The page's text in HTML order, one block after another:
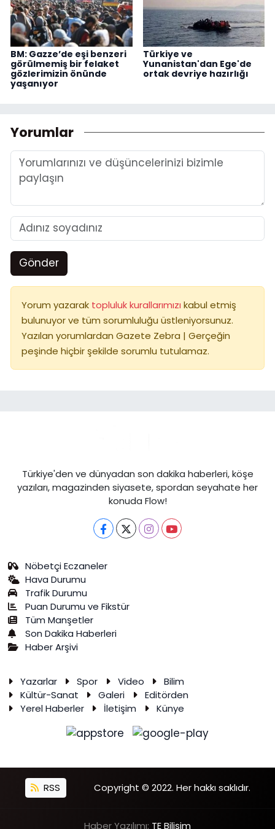
BM: Gazze’de eşi benzeri
görülmemiş bir felaket
gözlerimizin önünde
yaşanıyor
Türkiye ve
Yunanistan'dan Ege'de
ortak devriye hazırlığı
Yorumlar
Gönder
Yorum yazarak topluluk kurallarımızı kabul etmiş
bulunuyor ve tüm sorumluluğu üstleniyorsunuz.
Yazılan yorumlardan Gazete Zebra | Gerçeğin
peşinde hiçbir şekilde sorumlu tutulamaz.
Türkiye'den ve dünyadan son dakika haberleri, köşe
yazıları, magazinden siyasete, spordan seyahate her
konuda Flow!
Nöbetçi Eczaneler
Hava Durumu
Trafik Durumu
Puan Durumu ve Fikstür
Tüm Manşetler
Son Dakika Haberleri
Haber Arşivi
Yazarlar Spor Video
Bilim
Kültür-Sanat
Galeri
Editörden
Yerel Haberler
İletişim Künye
RSS Copyright © 2022. Her hakkı saklıdır.
Haber Yazılımı: TE Bilişim